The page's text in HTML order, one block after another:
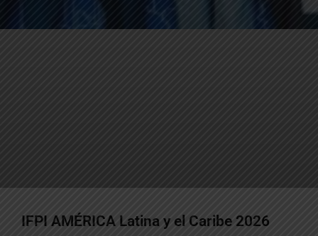
IFPI AMÉRICA Latina y el Caribe 2026